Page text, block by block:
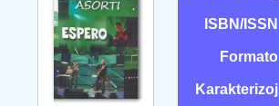
ISBN/ISSN
Formato
Karakterizoj